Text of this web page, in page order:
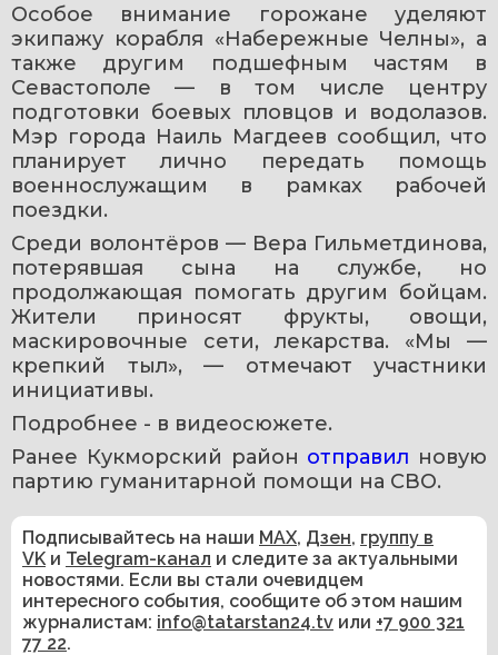
Особое внимание горожане уделяют
экипажу корабля «Набережные Челны», а
также другим подшефным частям в
Севастополе — в том числе центру
подготовки боевых пловцов и водолазов.
Мэр города Наиль Магдеев сообщил, что
планирует лично передать помощь
военнослужащим в рамках рабочей
поездки.
Среди волонтёров — Вера Гильметдинова,
потерявшая сына на службе, но
продолжающая помогать другим бойцам.
Жители приносят фрукты, овощи,
маскировочные сети, лекарства. «Мы —
крепкий тыл», — отмечают участники
инициативы.
Подробнее - в видеосюжете.
Ранее Кукморский район отправил новую
партию гуманитарной помощи на СВО.
Подписывайтесь на наши MAX, Дзен, группу в
VK и Telegram-канал и следите за актуальными
новостями. Если вы стали очевидцем
интересного события, сообщите об этом нашим
журналистам: info@tatarstan24.tv или +7 900 321
77 22.